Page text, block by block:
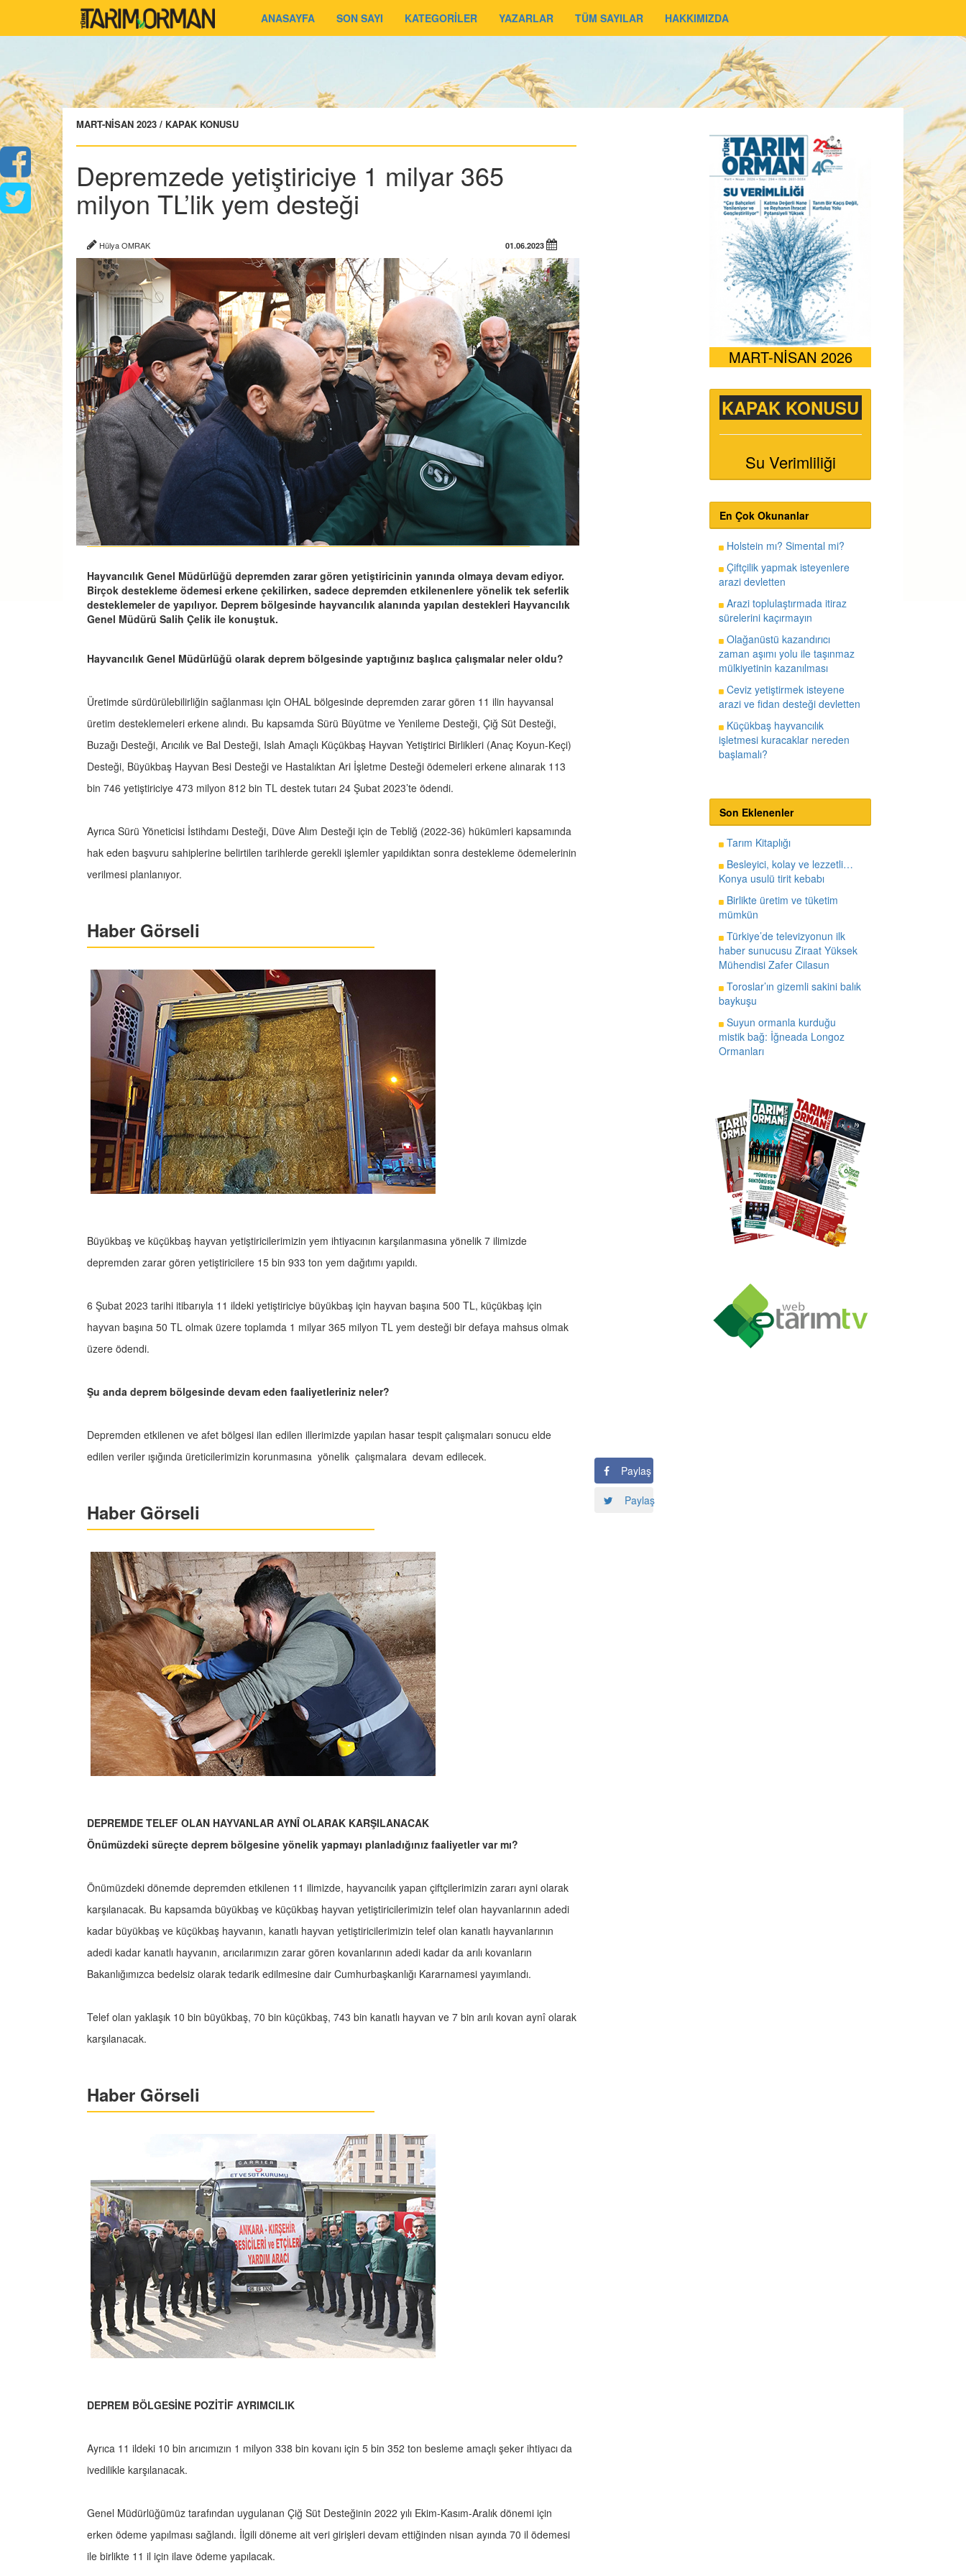
ANASAYFA SON SAYI KATEGORİLER YAZARLAR TÜM SAYILAR HAKKIMIZDA
MART-NİSAN 2023 / KAPAK KONUSU
Depremzede yetiştiriciye 1 milyar 365
milyon TL’lik yem desteği
Hülya OMRAK 01.06.2023
Hayvancılık Genel Müdürlüğü depremden zarar gören yetiştiricinin yanında olmaya devam ediyor.
Birçok destekleme ödemesi erkene çekilirken, sadece depremden etkilenenlere yönelik tek seferlik
desteklemeler de yapılıyor. Deprem bölgesinde hayvancılık alanında yapılan destekleri Hayvancılık
Genel Müdürü Salih Çelik ile konuştuk.
Hayvancılık Genel Müdürlüğü olarak deprem bölgesinde yaptığınız başlıca çalışmalar neler oldu?
Üretimde sürdürülebilirliğin sağlanması için OHAL bölgesinde depremden zarar gören 11 ilin hayvansal
üretim desteklemeleri erkene alındı. Bu kapsamda Sürü Büyütme ve Yenileme Desteği, Çiğ Süt Desteği,
Buzağı Desteği, Arıcılık ve Bal Desteği, Islah Amaçlı Küçükbaş Hayvan Yetiştirici Birlikleri (Anaç Koyun-Keçi)
Desteği, Büyükbaş Hayvan Besi Desteği ve Hastalıktan Ari İşletme Desteği ödemeleri erkene alınarak 113
bin 746 yetiştiriciye 473 milyon 812 bin TL destek tutarı 24 Şubat 2023’te ödendi.
Ayrıca Sürü Yöneticisi İstihdamı Desteği, Düve Alım Desteği için de Tebliğ (2022-36) hükümleri kapsamında
hak eden başvuru sahiplerine belirtilen tarihlerde gerekli işlemler yapıldıktan sonra destekleme ödemelerinin
verilmesi planlanıyor.
Haber Görseli
Büyükbaş ve küçükbaş hayvan yetiştiricilerimizin yem ihtiyacının karşılanmasına yönelik 7 ilimizde
depremden zarar gören yetiştiricilere 15 bin 933 ton yem dağıtımı yapıldı.
6 Şubat 2023 tarihi itibarıyla 11 ildeki yetiştiriciye büyükbaş için hayvan başına 500 TL, küçükbaş için
hayvan başına 50 TL olmak üzere toplamda 1 milyar 365 milyon TL yem desteği bir defaya mahsus olmak
üzere ödendi.
Şu anda deprem bölgesinde devam eden faaliyetleriniz neler?
Depremden etkilenen ve afet bölgesi ilan edilen illerimizde yapılan hasar tespit çalışmaları sonucu elde
edilen veriler ışığında üreticilerimizin korunmasına yönelik çalışmalara devam edilecek.
Haber Görseli
DEPREMDE TELEF OLAN HAYVANLAR AYNÎ OLARAK KARŞILANACAK
Önümüzdeki süreçte deprem bölgesine yönelik yapmayı planladığınız faaliyetler var mı?
Önümüzdeki dönemde depremden etkilenen 11 ilimizde, hayvancılık yapan çiftçilerimizin zararı ayni olarak
karşılanacak. Bu kapsamda büyükbaş ve küçükbaş hayvan yetiştiricilerimizin telef olan hayvanlarının adedi
kadar büyükbaş ve küçükbaş hayvanın, kanatlı hayvan yetiştiricilerimizin telef olan kanatlı hayvanlarının
adedi kadar kanatlı hayvanın, arıcılarımızın zarar gören kovanlarının adedi kadar da arılı kovanların
Bakanlığımızca bedelsiz olarak tedarik edilmesine dair Cumhurbaşkanlığı Kararnamesi yayımlandı.
Telef olan yaklaşık 10 bin büyükbaş, 70 bin küçükbaş, 743 bin kanatlı hayvan ve 7 bin arılı kovan aynî olarak
karşılanacak.
Haber Görseli
DEPREM BÖLGESİNE POZİTİF AYRIMCILIK
Ayrıca 11 ildeki 10 bin arıcımızın 1 milyon 338 bin kovanı için 5 bin 352 ton besleme amaçlı şeker ihtiyacı da
ivedilikle karşılanacak.
Genel Müdürlüğümüz tarafından uygulanan Çiğ Süt Desteğinin 2022 yılı Ekim-Kasım-Aralık dönemi için
erken ödeme yapılması sağlandı. İlgili döneme ait veri girişleri devam ettiğinden nisan ayında 70 il ödemesi
ile birlikte 11 il için ilave ödeme yapılacak.
Paylaş
Paylaş
MART-NİSAN 2026
KAPAK KONUSU
Su Verimliliği
En Çok Okunanlar
Holstein mı? Simental mi?
Çiftçilik yapmak isteyenlere
arazi devletten
Arazi toplulaştırmada itiraz
sürelerini kaçırmayın
Olağanüstü kazandırıcı
zaman aşımı yolu ile taşınmaz
mülkiyetinin kazanılması
Ceviz yetiştirmek isteyene
arazi ve fidan desteği devletten
Küçükbaş hayvancılık
işletmesi kuracaklar nereden
başlamalı?
Son Eklenenler
Tarım Kitaplığı
Besleyici, kolay ve lezzetli…
Konya usulü tirit kebabı
Birlikte üretim ve tüketim
mümkün
Türkiye’de televizyonun ilk
haber sunucusu Ziraat Yüksek
Mühendisi Zafer Cilasun
Toroslar’ın gizemli sakini balık
baykuşu
Suyun ormanla kurduğu
mistik bağ: İğneada Longoz
Ormanları